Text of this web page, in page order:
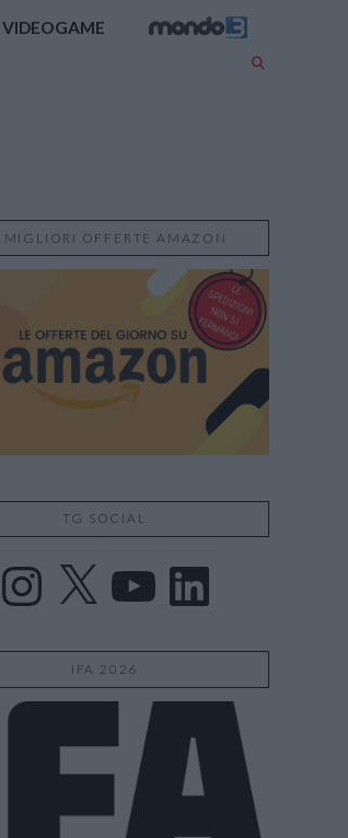
VIDEOGAME
MIGLIORI OFFERTE AMAZON
TG SOCIAL
Instagram YouTube LinkedIn
IFA 2026